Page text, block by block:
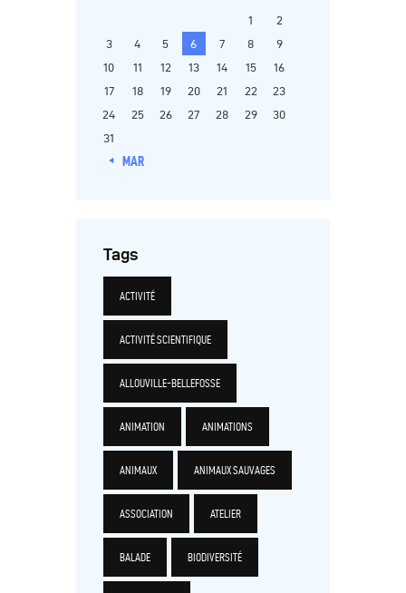
1
2
3
4 5 6 7 8
9
10
11 12 13 14 15
16
17
18 19 20 21 22
23
24
25 26 27 28 29
30
31
« MAR
Tags
ACTIVITÉ
ACTIVITÉ SCIENTIFIQUE
ALLOUVILLE-BELLEFOSSE
ANIMATION ANIMATIONS
ANIMAUX ANIMAUX SAUVAGES
ASSOCIATION ATELIER
BALADE BIODIVERSITÉ